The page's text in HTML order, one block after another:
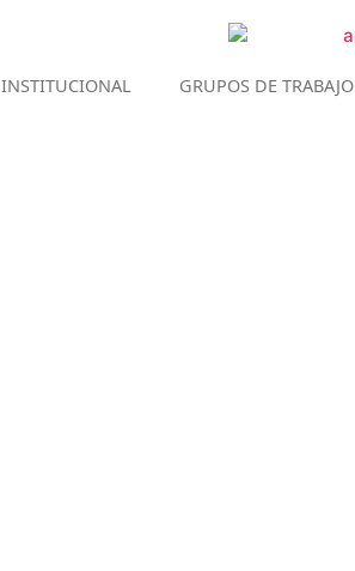
INSTITUCIONAL GRUPOS DE TRABAJO